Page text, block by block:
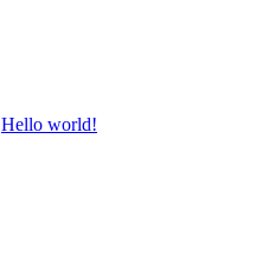
Hello world!